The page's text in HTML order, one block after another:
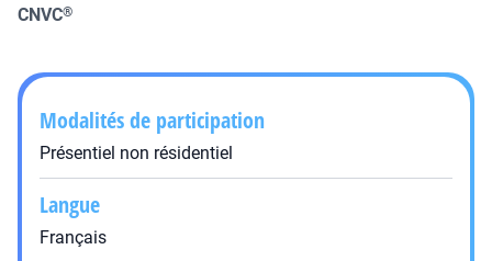
CNVC®
Modalités de participation
Présentiel non résidentiel
Langue
Français